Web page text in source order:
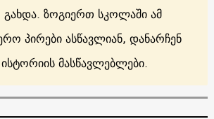
ზოგიერთ სკოლაში ამ
პირები ასწავლიან, დანარჩენ
მასწავლებლები.